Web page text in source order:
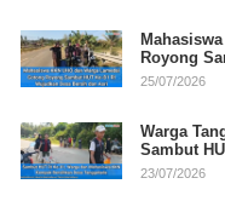
Royong
25/07/2026
Warga
Sambut
23/07/2026